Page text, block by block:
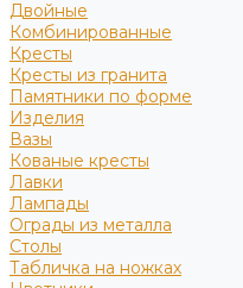
Двойные
Комбинированные
Кресты
Кресты из гранита
Памятники по форме
Изделия
Вазы
Кованые кресты
Лавки
Лампады
Ограды из металла
Столы
Табличка на ножках